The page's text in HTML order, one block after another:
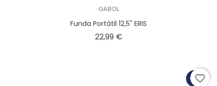
GABOL
Funda Portátil 12,5" ERIS
22,99 €Precio
favorite_border